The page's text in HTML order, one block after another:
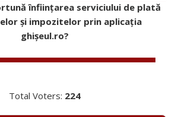
înființarea serviciului de plată
și impozitelor prin aplicația
ghișeul.ro?
Total Voters: 224